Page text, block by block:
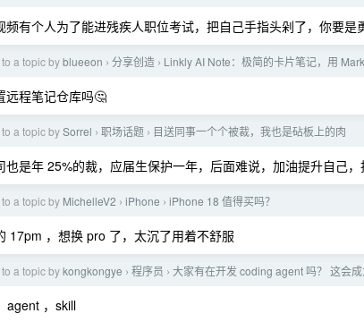
频有个人为了能进残疾人职位考试，把自己手指头剁了，你要是
a topic byblueeon › 分享创造 › Linkly AI Note：极简的卡片笔记，用
远程笔记仓库吗🤔
a topic bySorrel › 职场话题 › 目送同事一个个被裁，我也是砧板上的肉
也是年 25%的裁，应届生保护一年，后面难说，加油提升自己
a topic by MichelleV2 › iPhone › iPhone 18 值得买吗？
17pm ，想换 pro 了，太沉了用着不舒服
a topic bykongkongye › 程序员 › 大家有在开发 coding agent 吗？ 这会成
agent ，skill